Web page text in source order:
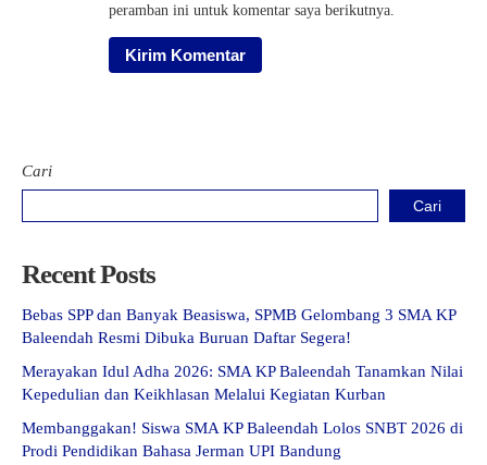
peramban ini untuk komentar saya berikutnya.
Cari
Cari
Recent Posts
Bebas SPP dan Banyak Beasiswa, SPMB Gelombang 3 SMA KP
Baleendah Resmi Dibuka Buruan Daftar Segera!
Merayakan Idul Adha 2026: SMA KP Baleendah Tanamkan Nilai
Kepedulian dan Keikhlasan Melalui Kegiatan Kurban
Membanggakan! Siswa SMA KP Baleendah Lolos SNBT 2026 di
Prodi Pendidikan Bahasa Jerman UPI Bandung